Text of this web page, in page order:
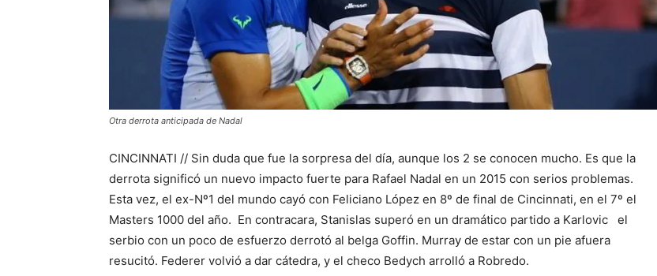
Otra derrota anticipada de Nadal
CINCINNATI // Sin duda que fue la sorpresa del día, aunque los 2 se conocen mucho. Es que la
derrota significó un nuevo impacto fuerte para Rafael Nadal en un 2015 con serios problemas.
Esta vez, el ex-Nº1 del mundo cayó con Feliciano López en 8º de final de Cincinnati, en el 7º el
Masters 1000 del año. En contracara, Stanislas superó en un dramático partido a Karlovic el
serbio con un poco de esfuerzo derrotó al belga Goffin. Murray de estar con un pie afuera
resucitó. Federer volvió a dar cátedra, y el checo Bedych arrolló a Robredo.